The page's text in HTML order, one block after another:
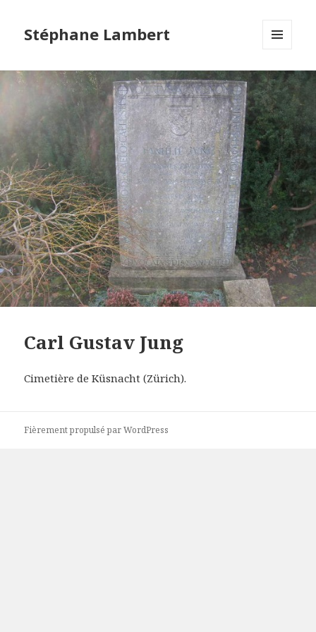
Stéphane Lambert
WIDGETS
Carl Gustav Jung
Cimetière de Küsnacht (Zürich).
Fièrement propulsé par WordPress